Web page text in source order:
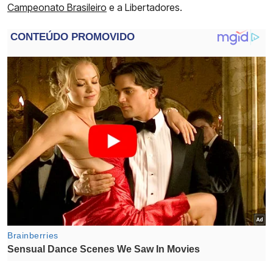
Campeonato Brasileiro e a Libertadores.